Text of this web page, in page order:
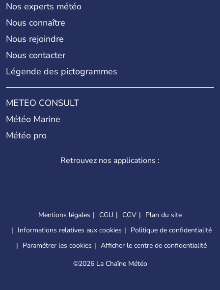
Nos experts météo
Nous connaître
Nous rejoindre
Nous contacter
Légende des pictogrammes
METEO CONSULT
Météo Marine
Météo pro
Retrouvez nos applications :
Mentions légales CGU CGV
Plan du site
Informations relatives aux cookies
Politique de confidentialité
Paramétrer les cookies
Afficher le centre de confidentialité
©2026 La Chaîne Météo